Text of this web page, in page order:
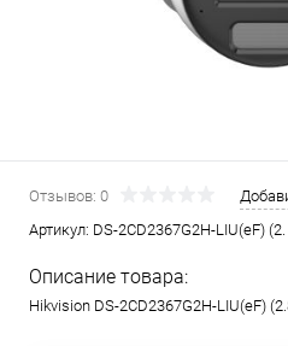
Отзывов: 0
Артикул: DS-2CD2367G2H-LIU(eF) (2.
Описание товара:
Hikvision DS-2CD2367G2H-LIU(eF)